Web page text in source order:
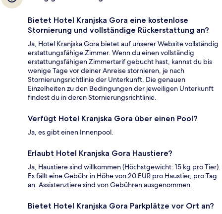
Bietet Hotel Kranjska Gora eine kostenlose
Stornierung und vollständige Rückerstattung an?
Ja, Hotel Kranjska Gora bietet auf unserer Website vollständig
erstattungsfähige Zimmer. Wenn du einen vollständig
erstattungsfähigen Zimmertarif gebucht hast, kannst du bis
wenige Tage vor deiner Anreise stornieren, je nach
Stornierungsrichtlinie der Unterkunft. Die genauen
Einzelheiten zu den Bedingungen der jeweiligen Unterkunft
findest du in deren Stornierungsrichtlinie.
Verfügt Hotel Kranjska Gora über einen Pool?
Ja, es gibt einen Innenpool.
Erlaubt Hotel Kranjska Gora Haustiere?
Ja, Haustiere sind willkommen (Höchstgewicht: 15 kg pro Tier).
Es fällt eine Gebühr in Höhe von 20 EUR pro Haustier, pro Tag
an. Assistenztiere sind von Gebühren ausgenommen.
Bietet Hotel Kranjska Gora Parkplätze vor Ort an?